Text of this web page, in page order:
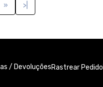
» >|
/ DevoluçõesRastrear Pedido